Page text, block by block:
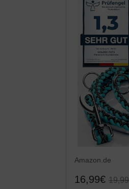
Amazon.de
16,99€